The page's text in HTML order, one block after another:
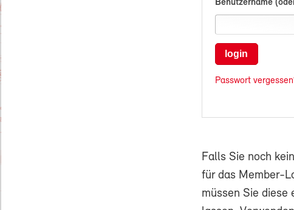
Benutzername
login
Passwort
Falls Sie noch
für das Member-
müssen Sie diese